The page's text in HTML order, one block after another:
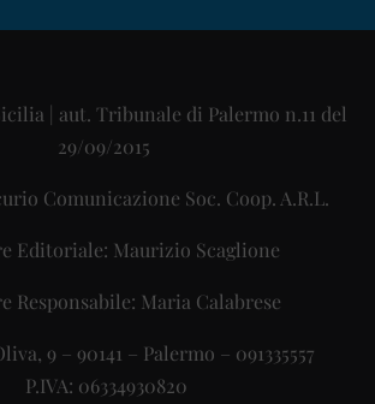
| aut. Tribunale di Palermo n.11 del
29/09/2015
Comunicazione Soc. Coop. A.R.L.
Editoriale: Maurizio Scaglione
Responsabile: Maria Calabrese
9 – 90141 – Palermo – 091335557
P.IVA: 06334930820